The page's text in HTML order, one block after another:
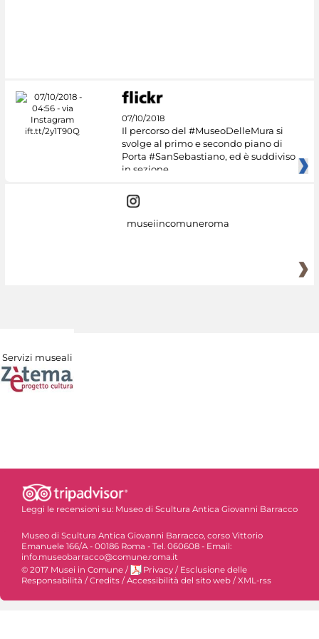
07/10/2018
Il percorso del #MuseoDelleMura si
svolge al primo e secondo piano di
Porta #SanSebastiano, ed è suddiviso
in sezione
museiincomuneroma
Servizi museali
Leggi le recensioni su: Museo di Scultura Antica Giovanni Barracco
Museo di Scultura Antica Giovanni Barracco, corso Vittorio
Emanuele 166/A - 00186 Roma - Tel. 060608 - Email:
info.museobarracco@comune.roma.it
© 2017 Musei in Comune / Privacy / Esclusione delle
Responsabilità /Credits /Accessibilità del sito web /XML-rss